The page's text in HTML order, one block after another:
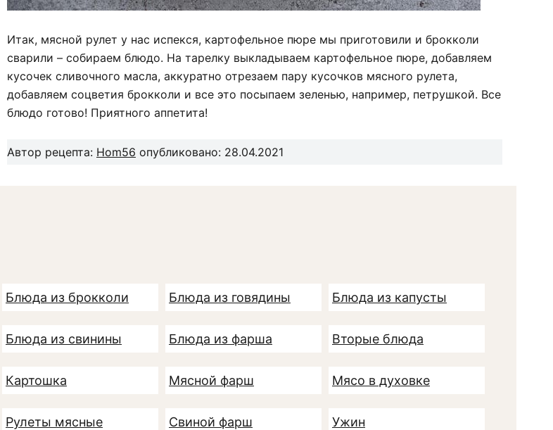
Итак, мясной рулет у нас испекся, картофельное пюре мы приготовили и брокколи
сварили – собираем блюдо. На тарелку выкладываем картофельное пюре, добавляем
кусочек сливочного масла, аккуратно отрезаем пару кусочков мясного рулета,
добавляем соцветия брокколи и все это посыпаем зеленью, например, петрушкой. Все
блюдо готово! Приятного аппетита!
Автор рецепта: Hom56 опубликовано: 28.04.2021
Блюда из брокколи Блюда из говядины Блюда из капусты
Блюда из свинины Блюда из фарша Вторые блюда
Картошка Мясной фарш Мясо в духовке
Рулеты мясные Свиной фарш Ужин